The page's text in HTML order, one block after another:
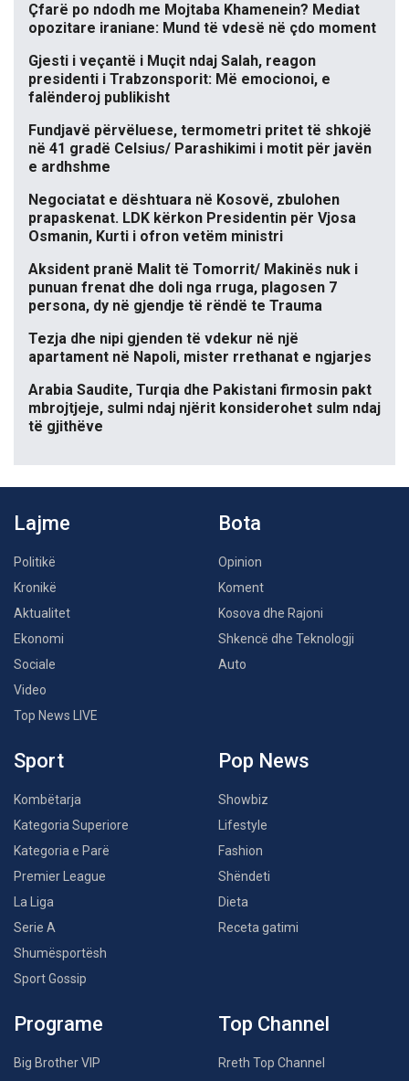
Çfarë po ndodh me Mojtaba Khamenein? Mediat
opozitare iraniane: Mund të vdesë në çdo moment
Gjesti i veçantë i Muçit ndaj Salah, reagon
presidenti i Trabzonsporit: Më emocionoi, e
falënderoj publikisht
Fundjavë përvëluese, termometri pritet të shkojë
në 41 gradë Celsius/ Parashikimi i motit për javën
e ardhshme
Negociatat e dështuara në Kosovë, zbulohen
prapaskenat. LDK kërkon Presidentin për Vjosa
Osmanin, Kurti i ofron vetëm ministri
Aksident pranë Malit të Tomorrit/ Makinës nuk i
punuan frenat dhe doli nga rruga, plagosen 7
persona, dy në gjendje të rëndë te Trauma
Tezja dhe nipi gjenden të vdekur në një
apartament në Napoli, mister rrethanat e ngjarjes
Arabia Saudite, Turqia dhe Pakistani firmosin pakt
mbrojtjeje, sulmi ndaj njërit konsiderohet sulm ndaj
të gjithëve
Lajme
Politikë
Kronikë
Aktualitet
Ekonomi
Sociale
Video
Top News LIVE
Bota
Opinion
Koment
Kosova dhe Rajoni
Shkencë dhe Teknologji
Auto
Sport
Kombëtarja
Kategoria Superiore
Kategoria e Parë
Premier League
La Liga
Serie A
Shumësportësh
Sport Gossip
Pop News
Showbiz
Lifestyle
Fashion
Shëndeti
Dieta
Receta gatimi
Programe
Big Brother VIP
Top Channel
Rreth Top Channel